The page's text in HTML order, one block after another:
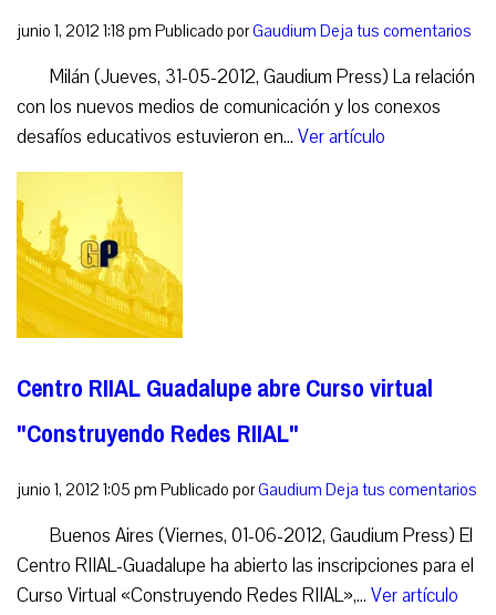
junio 1, 2012 1:18 pm Publicado porGaudium Deja tus comentarios
Milán (Jueves, 31-05-2012, Gaudium Press) La relación
con los nuevos medios de comunicación y los conexos
desafíos educativos estuvieron en... Ver artículo
Centro RIIAL Guadalupe abre Curso virtual
"Construyendo Redes RIIAL"
junio 1, 2012 1:05 pm Publicado porGaudium Deja tus comentarios
Buenos Aires (Viernes, 01-06-2012, Gaudium Press) El
Centro RIIAL-Guadalupe ha abierto las inscripciones para el
Curso Virtual «Construyendo Redes RIIAL»,... Ver artículo